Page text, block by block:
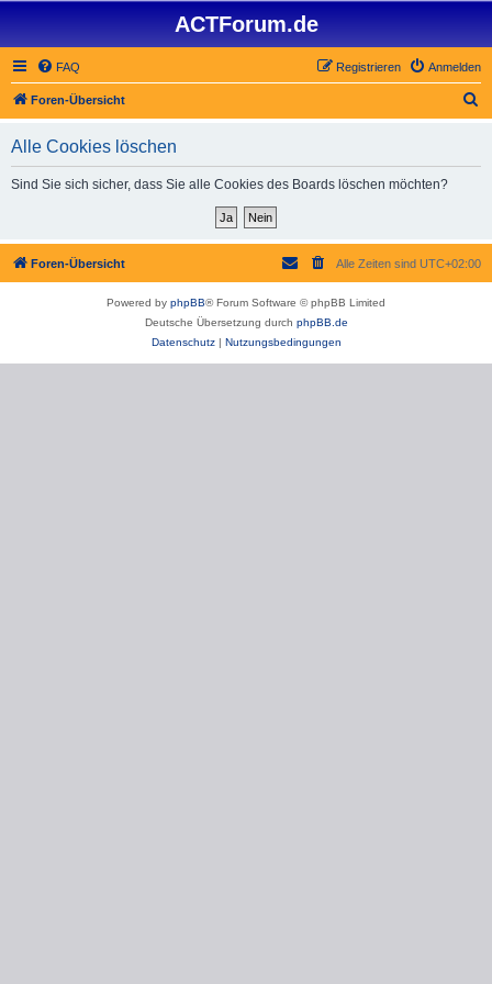
ACTForum.de
FAQ Anmelden
Registrieren
Foren-Übersicht
Alle Cookies löschen
Sind Sie sich sicher, dass Sie alle Cookies des Boards löschen möchten?
Foren-Übersicht Alle Zeiten sind UTC+02:00
Powered by phpBB® Forum Software © phpBB Limited
Deutsche Übersetzung durch phpBB.de
Datenschutz| Nutzungsbedingungen